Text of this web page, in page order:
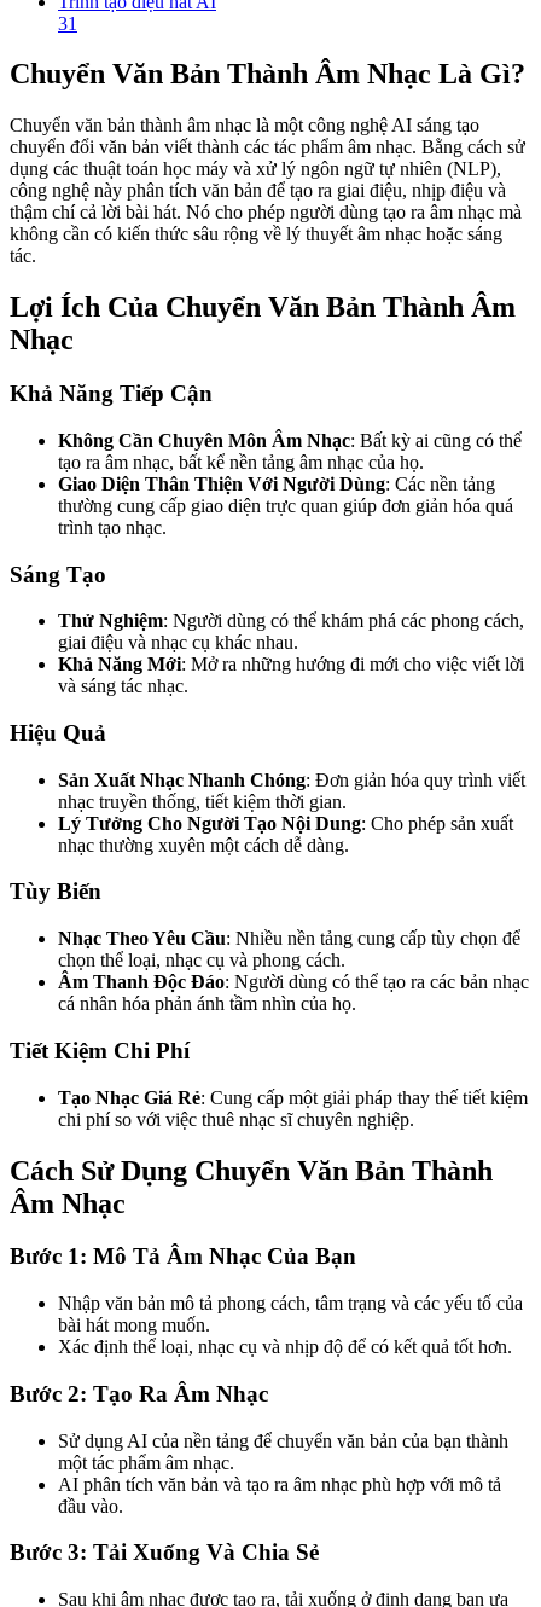
31
Chuyển Văn Bản Thành Âm Nhạc Là Gì?
Chuyển văn bản thành âm nhạc là một công nghệ AI sáng tạo
chuyển đổi văn bản viết thành các tác phẩm âm nhạc. Bằng cách sử
dụng các thuật toán học máy và xử lý ngôn ngữ tự nhiên (NLP),
công nghệ này phân tích văn bản để tạo ra giai điệu, nhịp điệu và
thậm chí cả lời bài hát. Nó cho phép người dùng tạo ra âm nhạc mà
không cần có kiến thức sâu rộng về lý thuyết âm nhạc hoặc sáng
tác.
Lợi Ích Của Chuyển Văn Bản Thành Âm
Nhạc
Khả Năng Tiếp Cận
Không Cần Chuyên Môn Âm Nhạc: Bất kỳ ai cũng có thể
tạo ra âm nhạc, bất kể nền tảng âm nhạc của họ.
Giao Diện Thân Thiện Với Người Dùng: Các nền tảng
thường cung cấp giao diện trực quan giúp đơn giản hóa quá
trình tạo nhạc.
Sáng Tạo
Thử Nghiệm: Người dùng có thể khám phá các phong cách,
giai điệu và nhạc cụ khác nhau.
Khả Năng Mới: Mở ra những hướng đi mới cho việc viết lời
và sáng tác nhạc.
Hiệu Quả
Sản Xuất Nhạc Nhanh Chóng: Đơn giản hóa quy trình viết
nhạc truyền thống, tiết kiệm thời gian.
Lý Tưởng Cho Người Tạo Nội Dung: Cho phép sản xuất
nhạc thường xuyên một cách dễ dàng.
Tùy Biến
Nhạc Theo Yêu Cầu: Nhiều nền tảng cung cấp tùy chọn để
chọn thể loại, nhạc cụ và phong cách.
Âm Thanh Độc Đáo: Người dùng có thể tạo ra các bản nhạc
cá nhân hóa phản ánh tầm nhìn của họ.
Tiết Kiệm Chi Phí
Tạo Nhạc Giá Rẻ: Cung cấp một giải pháp thay thế tiết kiệm
chi phí so với việc thuê nhạc sĩ chuyên nghiệp.
Cách Sử Dụng Chuyển Văn Bản Thành
Âm Nhạc
Bước 1: Mô Tả Âm Nhạc Của Bạn
Nhập văn bản mô tả phong cách, tâm trạng và các yếu tố của
bài hát mong muốn.
Xác định thể loại, nhạc cụ và nhịp độ để có kết quả tốt hơn.
Bước 2: Tạo Ra Âm Nhạc
Sử dụng AI của nền tảng để chuyển văn bản của bạn thành
một tác phẩm âm nhạc.
AI phân tích văn bản và tạo ra âm nhạc phù hợp với mô tả
đầu vào.
Bước 3: Tải Xuống Và Chia Sẻ
Sau khi âm nhạc được tạo ra, tải xuống ở định dạng bạn ưa